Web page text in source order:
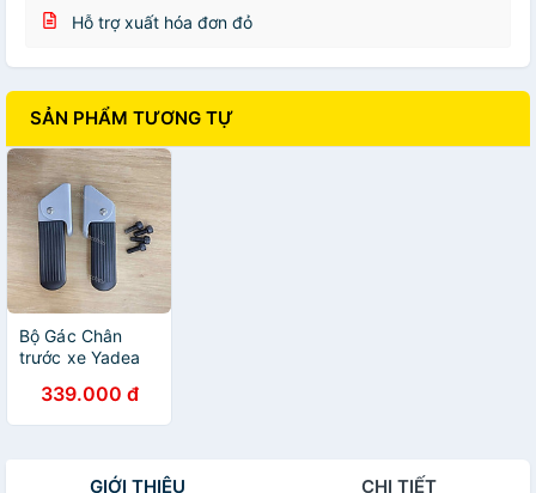
Hỗ trợ xuất hóa đơn đỏ
SẢN PHẨM TƯƠNG TỰ
Bộ Gác Chân
trước xe Yadea
Hãng
339.000 đ
GIỚI THIỆU CHI TIẾT